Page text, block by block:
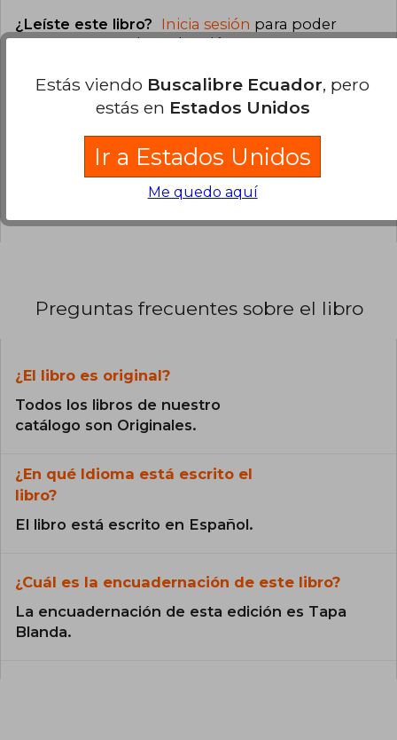
¿Leíste este libro? Inicia sesión para poder
agregar tu propia evaluación.
0% (0)
0% (0)
0% (0)
0% (0)
Preguntas frecuentes sobre el libro
¿El libro es original?
Todos los libros de nuestro
catálogo son Originales.
¿En qué Idioma está escrito el
libro?
El libro está escrito en Español.
¿Cuál es la encuadernación de este libro?
La encuadernación de esta edición es Tapa
Blanda.
Estás viendo Buscalibre Ecuador, pero
estás en Estados Unidos
Ir a Estados Unidos
Me quedo aquí